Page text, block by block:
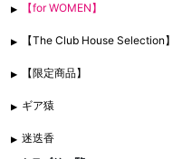
【for WOMEN】
【The Club House Selection】
【限定商品】
ギア猿
迷迭香